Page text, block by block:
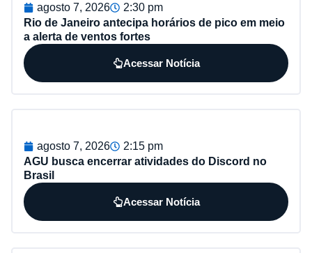
agosto 7, 2026
2:30 pm
Rio de Janeiro antecipa horários de pico em meio
a alerta de ventos fortes
Acessar Notícia
agosto 7, 2026
2:15 pm
AGU busca encerrar atividades do Discord no
Brasil
Acessar Notícia